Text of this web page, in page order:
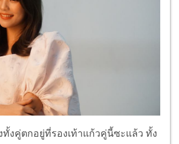
งคู่ตกอยู่ที่รองเท้าแก้วคู่นี้ซะแล้ว ทั้ง